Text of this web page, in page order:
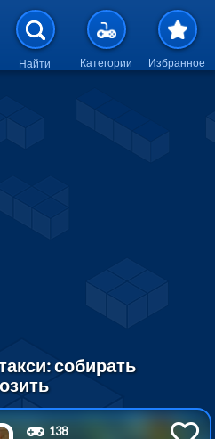
Перейти к основному
Найти Категории Избранное
собирать
138